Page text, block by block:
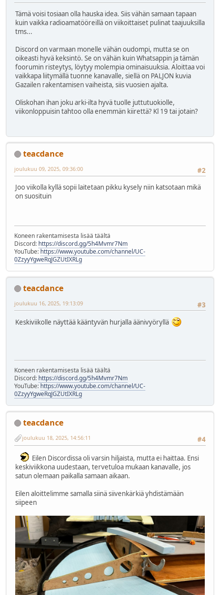
Tämä voisi tosiaan olla hauska idea. Siis vähän samaan tapaan
kuin vaikka radioamatööreillä on viikoittaiset pulinat taajuuksilla
tms...
Discord on varmaan monelle vähän oudompi, mutta se on
oikeasti hyvä keksintö. Se on vähän kuin Whatsappin ja tämän
foorumin risteytys, löytyy molempia ominaisuuksia. Aloittaa voi
vaikkapa liitymällä tuonne kanavalle, siellä on PALJON kuvia
Gazailen rakentamisen vaiheista, siis vuosien ajalta.
Oliskohan ihan joku arki-ilta hyvä tuolle juttutuokiolle,
viikonloppuisin tahtoo olla enemmän kiirettä? Kl 19 tai jotain?
teacdance
#2
joulukuu 09, 2025, 09:36:00
Joo viikolla kyllä sopii laitetaan pikku kysely niin katsotaan mikä
on suosituin
Koneen rakentamisesta lisää täältä
Discord: https://discord.gg/5h4Mvmr7Nm
YouTube: https://www.youtube.com/channel/UC-
0ZzyyYgweRqJGZUtIXRLg
teacdance
#3
joulukuu 16, 2025, 19:13:09
Keskiviikolle näyttää kääntyvän hurjalla äänivyöryllä
Koneen rakentamisesta lisää täältä
Discord: https://discord.gg/5h4Mvmr7Nm
YouTube: https://www.youtube.com/channel/UC-
0ZzyyYgweRqJGZUtIXRLg
teacdance
#4
joulukuu 18, 2025, 14:56:11
Eilen Discordissa oli varsin hiljaista, mutta ei haittaa. Ensi
keskiviikkona uudestaan, tervetuloa mukaan kanavalle, jos
satun olemaan paikalla samaan aikaan.
Eilen aloittelimme samalla siinä siivenkärkiä yhdistämään
siipeen